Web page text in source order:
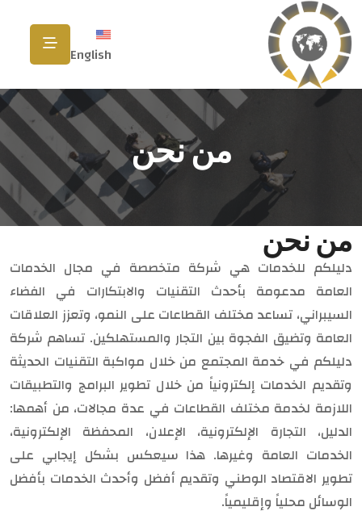
English
من نحن
من نحن
دليلكم للخدمات هي شركة متخصصة في مجال الخدمات
العامة مدعومة بأحدث التقنيات والابتكارات في الفضاء
السيبراني، تساعد مختلف القطاعات على النمو، وتعزز العلاقات
العامة وتضيق الفجوة بين التجار والمستهلكين. تساهم شركة
دليلكم في خدمة المجتمع من خلال مواكبة التقنيات الحديثة
وتقديم الخدمات إلكترونياً من خلال تطوير البرامج والتطبيقات
اللازمة لخدمة مختلف القطاعات في عدة مجالات، من أهمها:
الدليل، التجارة الإلكترونية، الإعلان، المحفظة الإلكترونية،
الخدمات العامة وغيرها. هذا سيعكس بشكل إيجابي على
تطوير الاقتصاد الوطني وتقديم أفضل وأحدث الخدمات بأفضل
الوسائل محلياً وإقليمياً.